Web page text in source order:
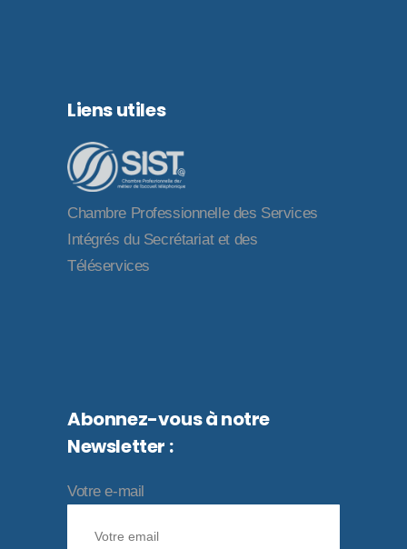
Liens utiles
Chambre Professionnelle des Services
Intégrés du Secrétariat et des
Téléservices
Abonnez-vous à notre
Newsletter :
Votre e-mail